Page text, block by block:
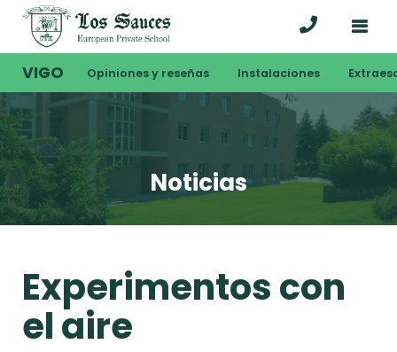
VIGO Opiniones y reseñas Instalaciones
Noticias
Experimentos con
el aire